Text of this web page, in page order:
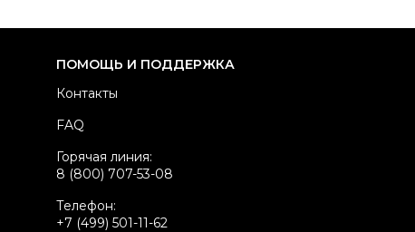
Состояние товара
Продавец
ПОМОЩЬ И ПОДДЕРЖКА
Контакты
FAQ
Горячая линия:
8 (800) 707-53-08
Телефон:
+7 (499) 501-11-62